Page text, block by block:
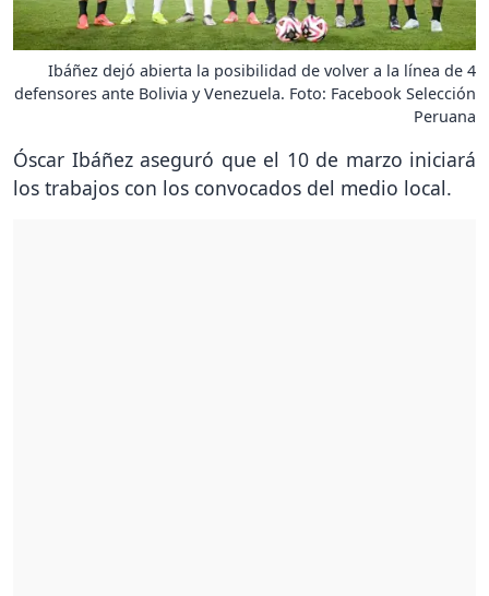
Ibáñez dejó abierta la posibilidad de volver a la línea de 4
defensores ante Bolivia y Venezuela. Foto: Facebook Selección
Peruana
Óscar Ibáñez aseguró que el 10 de marzo iniciará
los trabajos con los convocados del medio local.